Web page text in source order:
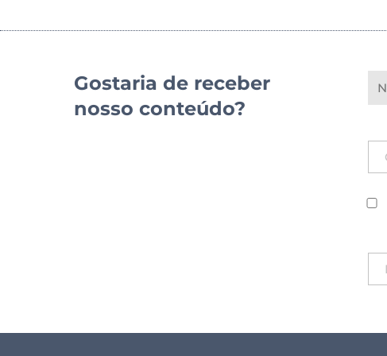
Gostaria de receber
nosso conteúdo?